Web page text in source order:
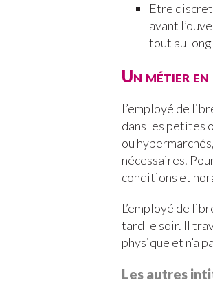
Etre
avant
tout au
Un métier
L’employé de
dans les petites
ou
nécessaires.
conditions et
L’employé de
tard le soir. Il
physique et n’a
Les autres